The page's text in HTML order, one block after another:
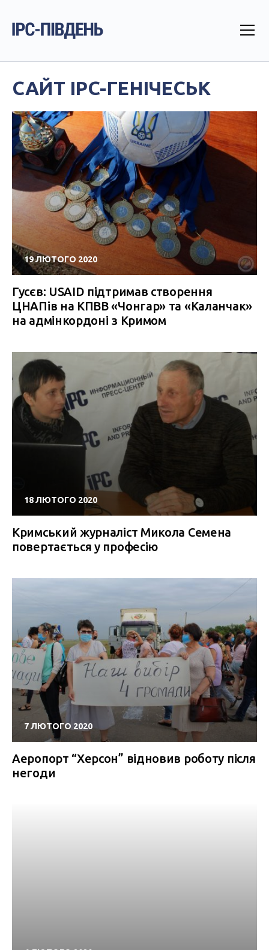
САЙТ IPC-ГЕНІЧЕСЬК
19 ЛЮТОГО 2020
Гусєв: USAID підтримав створення
ЦНАПів на КПВВ «Чонгар» та «Каланчак»
на адмінкордоні з Кримом
18 ЛЮТОГО 2020
Кримський журналіст Микола Семена
повертається у професію
7 ЛЮТОГО 2020
Аеропорт “Херсон” відновив роботу після
негоди